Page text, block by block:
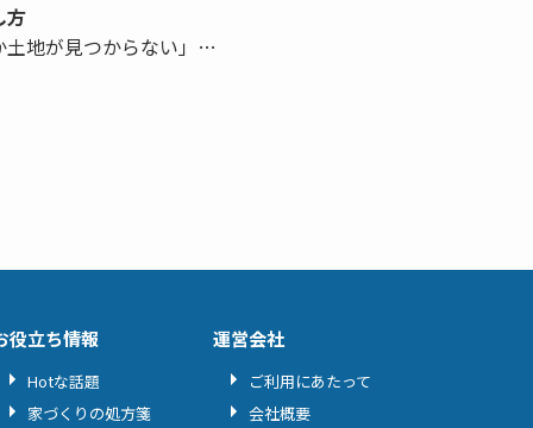
方
土地が見つからない」…
役立ち情報
Hotな話題
家づくりの処方箋
運営会社
ご利用にあたって
会社概要